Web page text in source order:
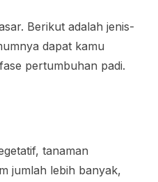
Berikut adalah jenis-
dapat kamu
pertumbuhan padi.
tanaman
jumlah lebih banyak,